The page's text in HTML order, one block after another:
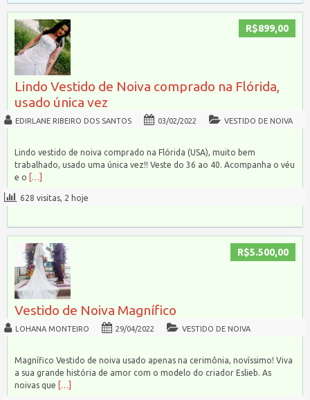
R$899,00
Lindo Vestido de Noiva comprado na Flórida,
usado única vez
EDIRLANE RIBEIRO DOS SANTOS 03/02/2022 VESTIDO DE NOIVA
Lindo vestido de noiva comprado na Flórida (USA), muito bem
trabalhado, usado uma única vez!! Veste do 36 ao 40. Acompanha o véu
e o […]
628 visitas, 2 hoje
R$5.500,00
Vestido de Noiva Magnífico
LOHANA MONTEIRO 29/04/2022 VESTIDO DE NOIVA
Magnífico Vestido de noiva usado apenas na cerimônia, novíssimo! Viva
a sua grande história de amor com o modelo do criador Eslieb. As
noivas que […]